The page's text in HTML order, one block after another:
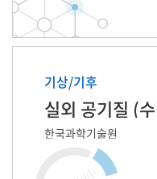
기상/기후
실외 공기질 (
한국과학기술원